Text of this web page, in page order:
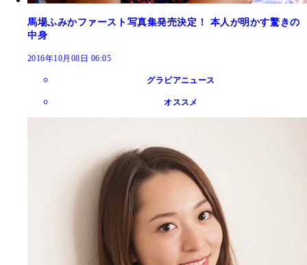
馬場ふみかファースト写真集発売決定！ 本人が明かす驚きの
中身
2016年10月08日 06:05
グラビアニュース
オススメ